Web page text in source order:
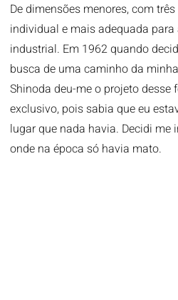
De dimensões menores, com
individual e mais adequada
industrial. Em 1962 quando
busca de uma caminho da
Shinoda deu-me o projeto desse
exclusivo, pois sabia que eu
lugar que nada havia. Decidi me
onde na época só havia mato.